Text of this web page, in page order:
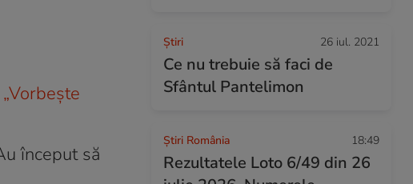
„Vorbește
început să
Ştiri 26 iul. 2021
Ce nu trebuie să faci de
Sfântul Pantelimon
Știri România 18:49
Rezultatele Loto 6/49 din 26